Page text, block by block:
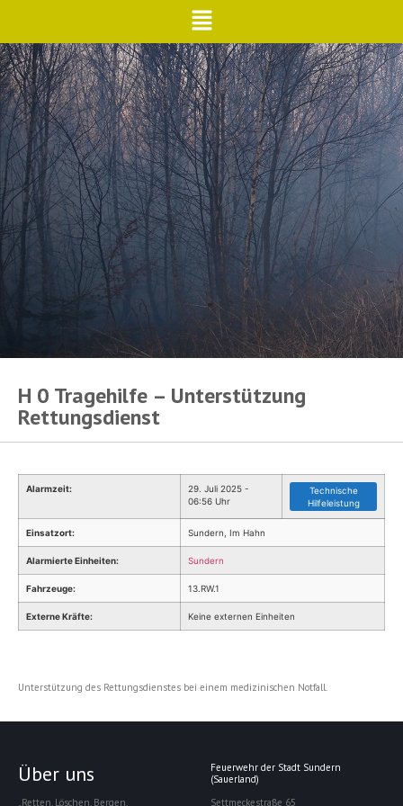
H 0 Tragehilfe – Unterstützung
Rettungsdienst
Alarmzeit:
29. Juli 2025 -
06:56 Uhr
Technische
Hilfeleistung
Einsatzort: Sundern, Im Hahn
Alarmierte Einheiten: Sundern
Fahrzeuge: 13.RW.1
Externe Kräfte: Keine externen Einheiten
Unterstützung des Rettungsdienstes bei einem medizinischen Notfall.
Über uns
„Retten. Löschen. Bergen.
Feuerwehr der Stadt Sundern
(Sauerland)
Settmeckestraße 65